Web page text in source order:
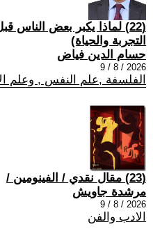
(22) لماذا يكبر بعض الناس
التجربة والحياة)
حسام الدين فياض
2026 / 8 / 9
الفلسفة ,علم النفس , وعلم
(23) مقال نقدي / الفينومين /
مرشدة جاويش
2026 / 8 / 9
الادب والفن